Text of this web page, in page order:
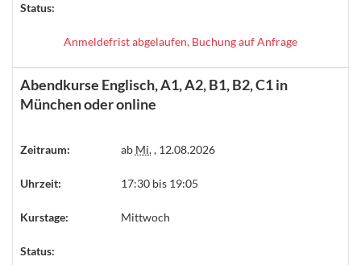
Status:
Anmeldefrist abgelaufen, Buchung auf Anfrage
Abendkurse Englisch, A1, A2, B1, B2, C1 in
München oder online
Zeitraum: ab Mi., 12.08.2026
Uhrzeit: 17:30 bis 19:05
Kurstage: Mittwoch
Status: